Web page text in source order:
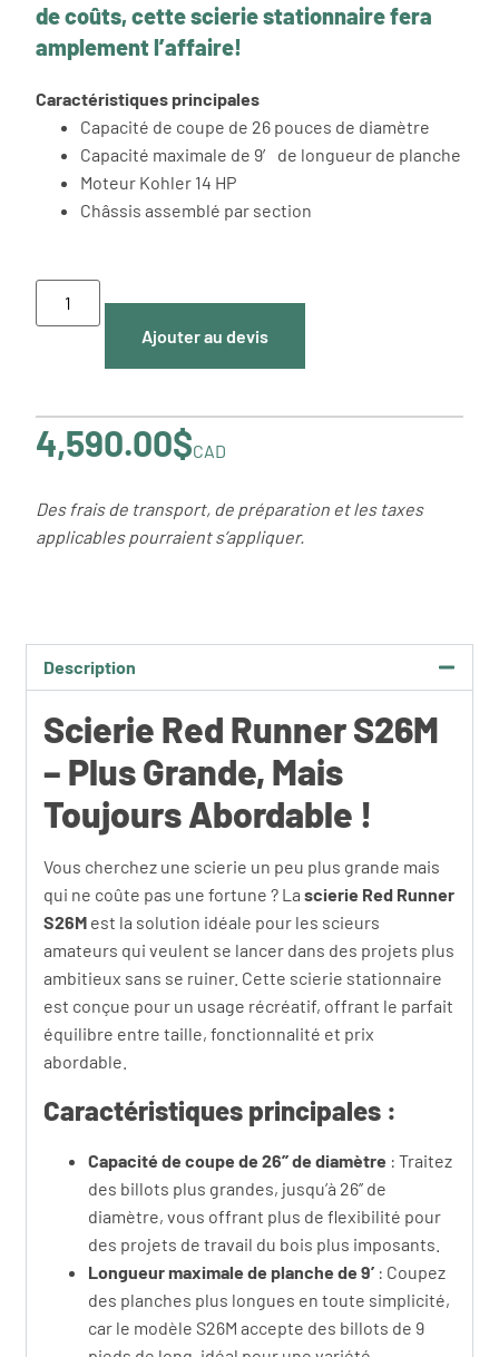
de coûts, cette scierie stationnaire fera
amplement l’affaire!
Caractéristiques principales
Capacité de coupe de 26 pouces de diamètre
Capacité maximale de 9′ de longueur de planche
Moteur Kohler 14 HP
Châssis assemblé par section
Ajouter au devis
4,590.00$CAD
Des frais de transport, de préparation et les taxes
applicables pourraient s’appliquer.
Description
Scierie Red Runner S26M
– Plus Grande, Mais
Toujours Abordable !
Vous cherchez une scierie un peu plus grande mais
qui ne coûte pas une fortune ? Lascierie Red Runner
S26M est la solution idéale pour les scieurs
amateurs qui veulent se lancer dans des projets plus
ambitieux sans se ruiner. Cette scierie stationnaire
est conçue pour un usage récréatif, offrant le parfait
équilibre entre taille, fonctionnalité et prix
abordable.
Caractéristiques principales :
Capacité de coupe de 26’’ de diamètre : Traitez
des billots plus grandes, jusqu’à 26’’ de
diamètre, vous offrant plus de flexibilité pour
des projets de travail du bois plus imposants.
Longueur maximale de planche de 9’ : Coupez
des planches plus longues en toute simplicité,
car le modèle S26M accepte des billots de 9